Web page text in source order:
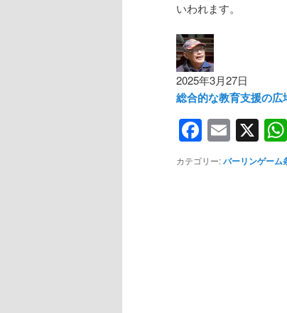
いわれます。
2025年3月27日
総合的な教育支援の広
Email
X
カテゴリー:バーリンゲーム